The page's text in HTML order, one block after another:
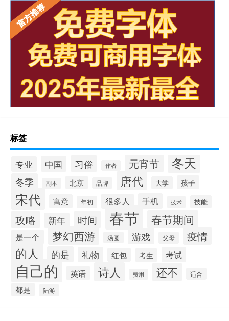
标签
专业 中国 习俗 作者 元宵节 冬天
冬季 副本 北京 品牌 唐代 大学 孩子
宋代 寓意 年初 很多人 手机 技术 技能
攻略 新年 时间 春节 春节期间
是一个 梦幻西游 汤圆 游戏 父母 疫情
的人 的是 礼物 红包 考生 考试
自己的 英语 诗人 费用 还不 适合
都是 陆游